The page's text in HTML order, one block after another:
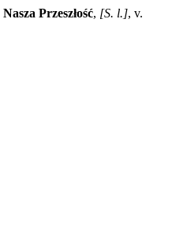
Nasza Przeszłość, [S. l.], v.